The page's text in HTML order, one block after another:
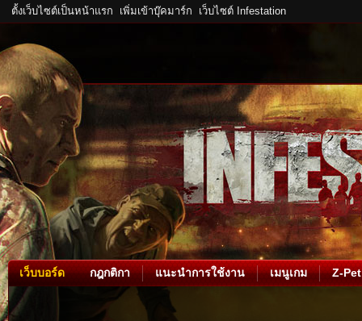
ตั้งเว็บไซต์เป็นหน้าแรก เพิ่มเข้าบุ๊คมาร์ก เว็บไซต์ Infestation
เว็บบอร์ด กฎกติกา แนะนำการใช้งาน เมนูเกม Z-Pet